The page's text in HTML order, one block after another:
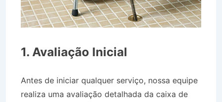
1. Avaliação Inicial
Antes de iniciar qualquer serviço, nossa equipe
realiza uma avaliação detalhada da caixa de